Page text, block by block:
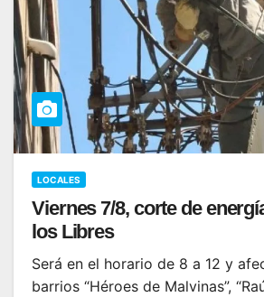
LOCALES
Viernes 7/8, corte de
los Libres
Será en el horario de 8 a 12 y
barrios “Héroes de Malvinas”,